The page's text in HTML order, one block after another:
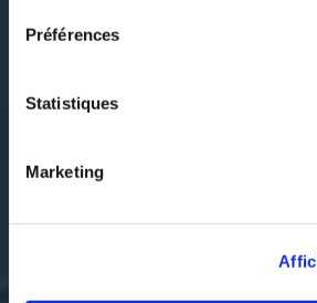
Préférences
Statistiques
Marketing
révolutionner le monde de l’édition
simple, flexible et accessible à tous.
éditer un livre gratuitement en
ligne, en librairie traditionnelle ou
Grâce à notre service d'impression de
nous vous offrons une grande
Grâce à notre service
portée de tous ! Notreimprimerie
l'impression sur tous